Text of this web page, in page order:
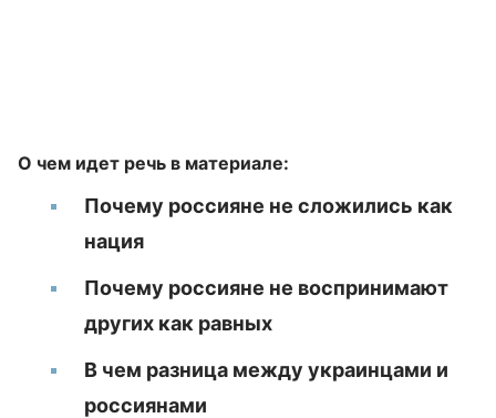
О чем идет речь в материале:
Почему россияне не сложились как
нация
Почему россияне не воспринимают
других как равных
В чем разница между украинцами и
россиянами